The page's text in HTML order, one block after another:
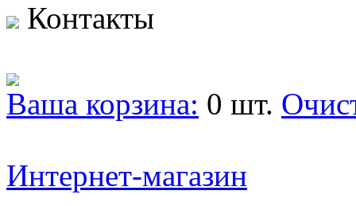
Контакты
Ваша корзина: 0 шт.
Интернет-магазин